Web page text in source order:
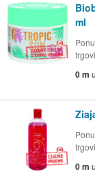
ml
0 m
0 m